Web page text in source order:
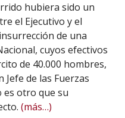
hubiera sido un
el Ejecutivo y el
de una
cuyos efectivos
de 40.000 hombres,
de las Fuerzas
es otro que su
(más…)